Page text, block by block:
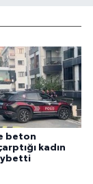
beton
kadın